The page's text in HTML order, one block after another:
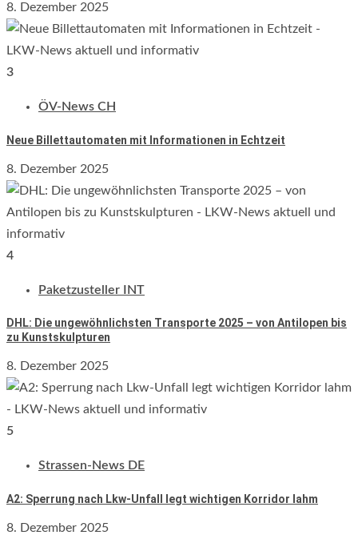
8. Dezember 2025
3
ÖV-News CH
Neue Billettautomaten mit Informationen in Echtzeit
8. Dezember 2025
4
Paketzusteller INT
DHL: Die ungewöhnlichsten Transporte 2025 – von Antilopen bis
zu Kunstskulpturen
8. Dezember 2025
5
Strassen-News DE
A2: Sperrung nach Lkw-Unfall legt wichtigen Korridor lahm
8. Dezember 2025